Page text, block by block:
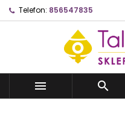
Telefon: 856547835
 